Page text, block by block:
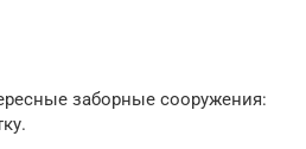
заборные сооружения: